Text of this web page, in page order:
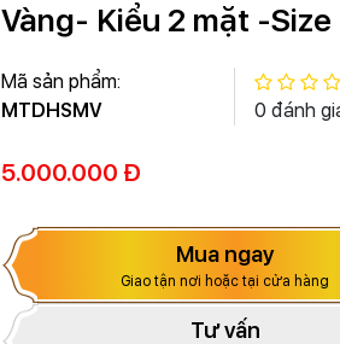
Vàng- Kiểu 2 mặt -Size
Mã sản phẩm:
MTDHSMV
0 đánh
5.000.000 Đ
Mua ngay
Giao tận nơi hoặc tại cửa hàng
Tư vấn